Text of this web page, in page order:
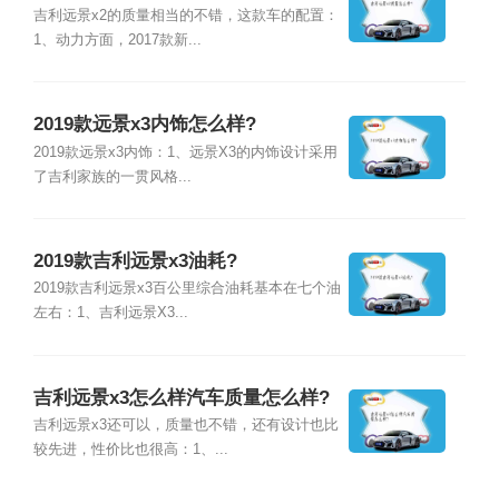
吉利远景x2的质量相当的不错，这款车的配置：
1、动力方面，2017款新...
2019款远景x3内饰怎么样?
2019款远景x3内饰：1、远景X3的内饰设计采用
了吉利家族的一贯风格...
2019款吉利远景x3油耗?
2019款吉利远景x3百公里综合油耗基本在七个油
左右：1、吉利远景X3...
吉利远景x3怎么样汽车质量怎么样?
吉利远景x3还可以，质量也不错，还有设计也比
较先进，性价比也很高：1、...